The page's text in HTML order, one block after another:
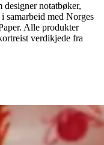
designer notatbøker,
samarbeid med Norges
Alle produkter
verdikjede fra